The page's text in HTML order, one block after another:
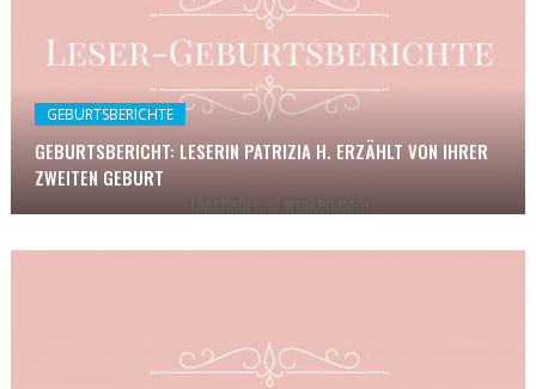
GEBURTSBERICHTE
GEBURTSBERICHT: LESERIN PATRIZIA H. ERZÄHLT VON IHRER
ZWEITEN GEBURT